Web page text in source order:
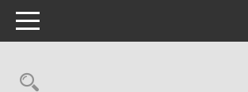
Toggle navigation
Rechercheauswahl